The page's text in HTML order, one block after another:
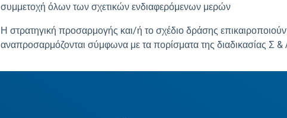
συμμετοχή όλων των σχετικών ενδιαφερόμενων μερών
Η στρατηγική προσαρμογής και/ή το σχέδιο δράσης
αναπροσαρμόζονται σύμφωνα με τα πορίσματα της διαδικασίας Σ &